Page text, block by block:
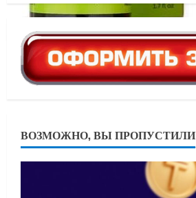
ВОЗМОЖНО, ВЫ ПРОПУСТИЛИ